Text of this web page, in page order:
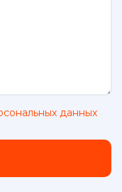
данных